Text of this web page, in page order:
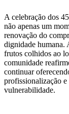
A celebração dos
não apenas um
renovação do
dignidade humana.
frutos colhidos ao
comunidade
continuar
profissionalização
vulnerabilidade.